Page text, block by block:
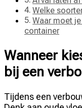
Welke
Waar moet
container
Wanneer
bij een
Tijdens een